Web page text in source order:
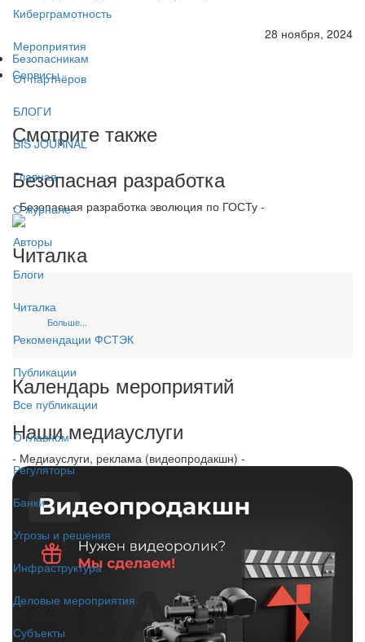
Киберграмотность
Мероприятия
От партнёров
БЛОГИ
BIS JOURNAL
Главная
О журнале
Авторы
Блоги
Читалка
Рекомендации ФСТЭК
Публикации
Все публикации
О главном
Регуляторы
Банки
Угрозы и решения
Инфраструктура
Деловые мероприятия
Субъекты
28 ноября, 2024
Безопасникам
Сервисы
Смотрите также
Безопасная разработка
- Безопасная разработка эволюция по ГОСТу -
Читалка
Больше...
Календарь мероприятий
Наши медиауслуги
- Медиауслуги, реклама (видеопродакшн) -